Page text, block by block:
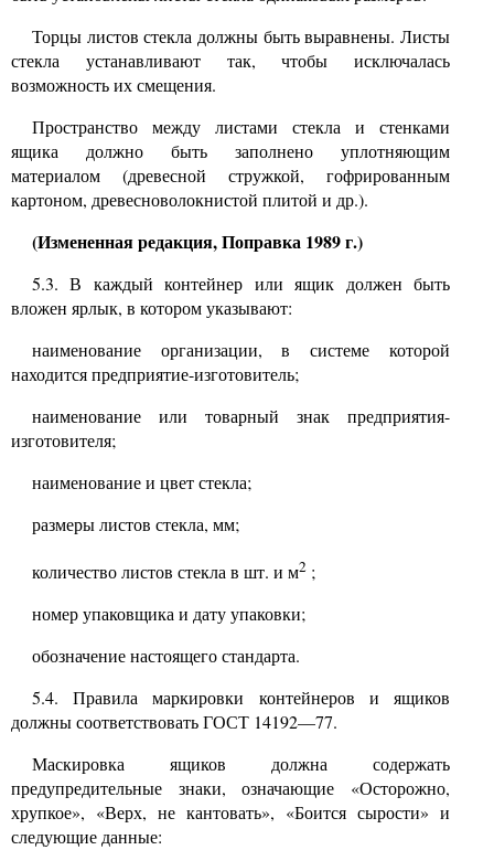
Торцы листов стекла должны быть выравнены. Листы
стекла устанавливают так, чтобы исключалась
возможность их смещения.
Пространство между листами стекла и стенками
ящика должно быть заполнено уплотняющим
материалом (древесной стружкой, гофрированным
картоном, древесноволокнистой плитой и др.).
(Измененная редакция, Поправка 1989 г.)
5.3. В каждый контейнер или ящик должен быть
вложен ярлык, в котором указывают:
наименование организации, в системе которой
находится предприятие-изготовитель;
наименование или товарный знак предприятия-
изготовителя;
наименование и цвет стекла;
размеры листов стекла, мм;
количество листов стекла в шт. и м2;
номер упаковщика и дату упаковки;
обозначение настоящего стандарта.
5.4. Правила маркировки контейнеров и ящиков
должны соответствовать ГОСТ 14192—77.
Маскировка ящиков должна содержать
предупредительные знаки, означающие «Осторожно,
хрупкое», «Верх, не кантовать», «Боится сырости» и
следующие данные: